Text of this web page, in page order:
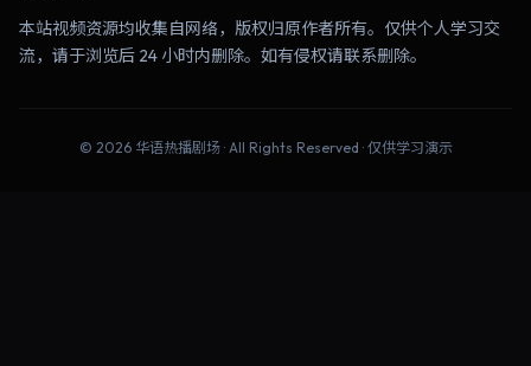
本站视频资源均收集自网络，版权归原作者所有。仅供个人学习交
流，请于浏览后 24 小时内删除。如有侵权请联系删除。
© 2026 华语热播剧场· All Rights Reserved · 仅供学习演示